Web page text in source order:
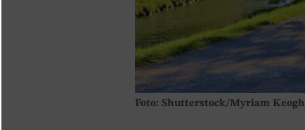
Foto: Shutterstock/Myriam Keogh